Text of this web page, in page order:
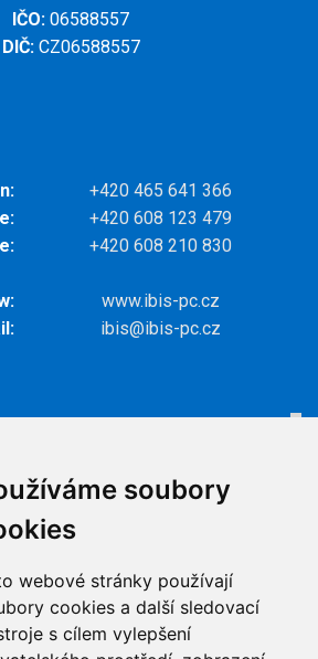
soubory
webové stránky používají
cookies a další sledovací
s cílem vylepšení
IČO: 06588557
DIČ:CZ06588557
+420 465 641 366
+420 608 123 479
+420 608 210 830
www.ibis-pc.cz
ibis@ibis-pc.cz
Odkazy
Televize
Ke stažení
Kontakty
Podpora